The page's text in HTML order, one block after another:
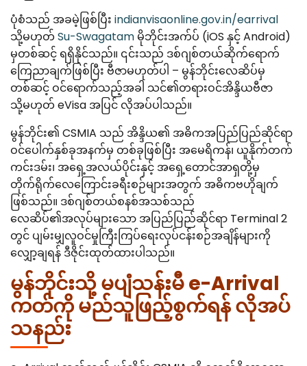
ပုံစံသည် အခမဲ့ဖြစ်ပြီး indianvisaonline.gov.in/earrival
သို့မဟုတ် Su-Swagatam မိုဘိုင်းအက်ပ် (iOS နှင့် Android)
မှတစ်ဆင့် ရရှိနိုင်သည်။ ၎င်းသည် ဒစ်ဂျစ်တယ်ဆိုက်ရောက်
ကြေညာချက်ဖြစ်ပြီး ဗီဇာမဟုတ်ပါ – မွန်ဘိုင်းလေဆိပ်မှ
တစ်ဆင့် ဝင်ရောက်သည့်အခါ သင်၏တရားဝင်အိန္ဒိယဗီဇာ
သို့မဟုတ် eVisa အပြင် လိုအပ်ပါသည်။
မွန်ဘိုင်း၏ CSMIA သည် အိန္ဒိယ၏ အဓိကအပြည်ပြည်ဆိုင်ရာ
ဝင်ပေါက်နှစ်ခုအနက်မှ တစ်ခုဖြစ်ပြီး အမေရိကန်၊ ယူနိုက်တက်
ကင်းဒမ်း၊ အရှေ့အလယ်ပိုင်းနှင့် အရှေ့တောင်အာရှတို့မှ
တိုက်ရိုက်လေကြောင်းခရီးစဉ်များအတွက် အဓိကဗဟိုချက်
ဖြစ်သည်။ ဒစ်ဂျစ်တယ်စနစ်အသစ်သည်
လေဆိပ်၏အလုပ်များသော အပြည်ပြည်ဆိုင်ရာ Terminal 2
တွင် ပျမ်းမျှလူဝင်မှုကြီးကြပ်ရေးလုပ်ငန်းစဉ်အချိန်များကို
လျှော့ချရန် ဒီဇိုင်းထုတ်ထားပါသည်။
မွန်ဘိုင်းသို့ မပျံသန်းမီ e-Arrival
ကတ်ကို မည်သူဖြည့်စွက်ရန် လိုအပ်
သနည်း